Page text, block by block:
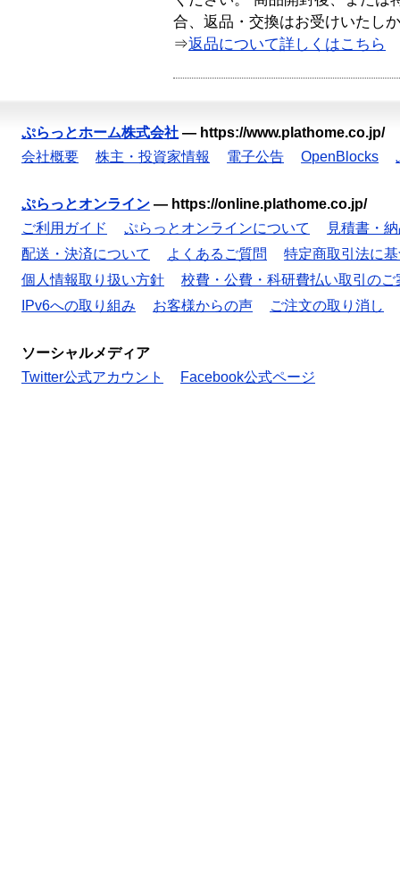
合、返品・交換はお受けいたし
⇒返品について詳しくはこちら
ぷらっとホーム株式会社 — https://www.plathome.co.jp/
会社概要
株主・投資家情報 電子公告 OpenBlocks
ぷらっとオンライン — https://online.plathome.co.jp/
ご利用ガイド
ぷらっとオンラインについて
見積書・
配送・決済について
よくあるご質問
特定商取引法に
個人情報取り扱い方針
校費・公費・科研費払い取引のご
IPv6への取り組み
お客様からの声 ご注文の取り消し
ソーシャルメディア
Twitter公式アカウント
Facebook公式ページ